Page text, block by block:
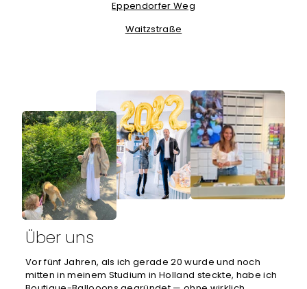
Eppendorfer Weg
Waitzstraße
Über uns
Vor fünf Jahren, als ich gerade 20 wurde und noch
mitten in meinem Studium in Holland steckte, habe ich